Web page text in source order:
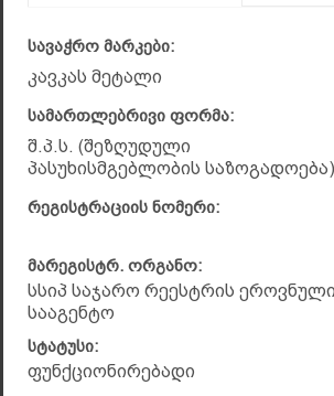
სავაჭრო მარკები:
კავკას მეტალი
სამართლებრივი ფორმა:
შ.პ.ს. (შეზღუდული
პასუხისმგებლობის საზოგადოება)
რეგისტრაციის ნომერი:
მარეგისტრ. ორგანო:
სსიპ საჯარო რეესტრის ეროვნული
სააგენტო
სტატუსი:
ფუნქციონირებადი